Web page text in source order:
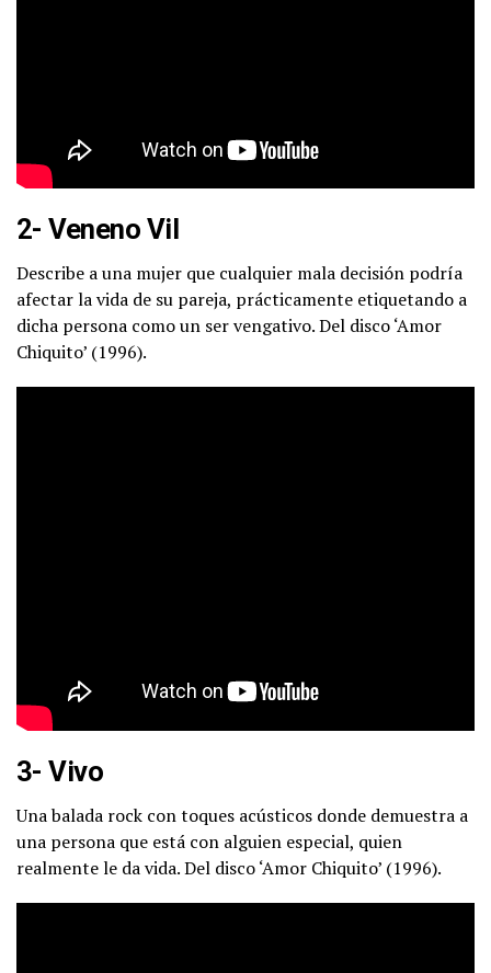
2- Veneno Vil
Describe a una mujer que cualquier mala decisión podría
afectar la vida de su pareja, prácticamente etiquetando a
dicha persona como un ser vengativo. Del disco ‘Amor
Chiquito’ (1996).
3- Vivo
Una balada rock con toques acústicos donde demuestra a
una persona que está con alguien especial, quien
realmente le da vida. Del disco ‘Amor Chiquito’ (1996).